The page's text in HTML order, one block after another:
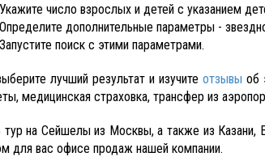
число взрослых и детей с указанием
дополнительные параметры -
поиск с этими параметрами.
лучший результат и изучите отзывы об
медицинская страховка, трансфер из
тур на Сейшелы из Москвы, а также из Казани,
для вас офисе продаж нашей компании.